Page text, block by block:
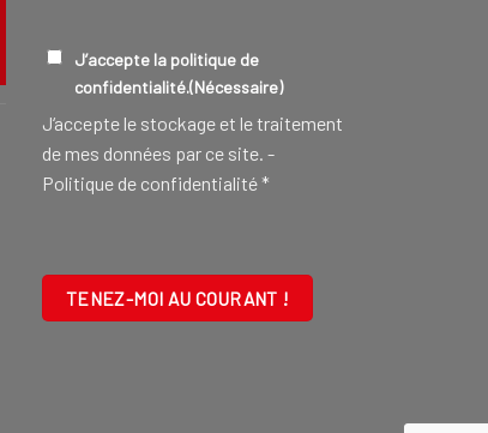
RGPD(NÉCESSAIRE)
J’accepte la politique de
confidentialité.(Nécessaire)
J‘accepte le stockage et le traitement
de mes données par ce site. -
Politique de confidentialité*